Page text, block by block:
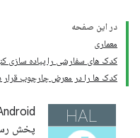
در این صفحه
معماری
کدک های سفارشی را پیاده سازی
کدک ها را در معرض چارچوب قرار
پخش